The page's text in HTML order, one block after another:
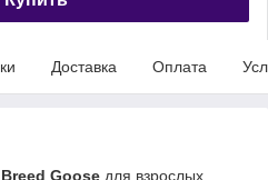
Доставка Оплата
Goose для взрослых